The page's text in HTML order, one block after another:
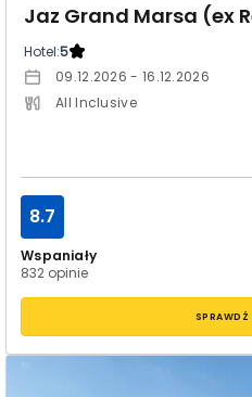
Jaz Grand Marsa (ex
Hotel:5
09.12.2026 - 16.12.2026
All Inclusive
Wspaniały
832 opinie
8.7
SPRAWDŹ